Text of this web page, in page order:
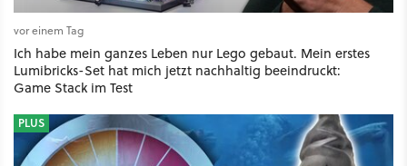
vor einem Tag
Ich habe mein ganzes Leben nur Lego gebaut. Mein erstes
Lumibricks-Set hat mich jetzt nachhaltig beeindruckt:
Game Stack im Test
PLUS